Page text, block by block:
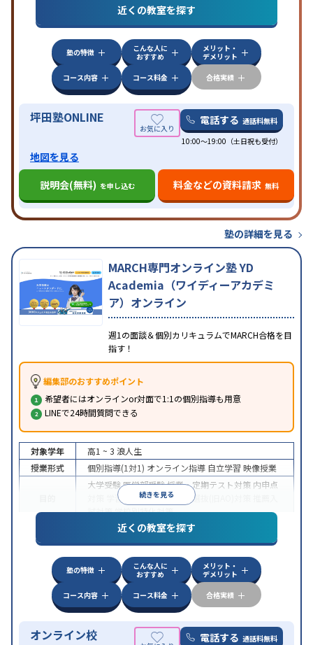
共通テスト対策英検(英語検定)対策
その
特徴
中高一貫校生に対応授業の振替可能 不登校生に対
学習にPC・タブレットを利用オンライン対応
科目から受講可能季節講習のみの受講可発達障害
の子どもに対応
近くの教室を探す
塾の特徴
こんな人に
おすすめ
メリット・
デメリット
コース内容
コース料金 合格実績
坪田塾ONLINE 電話する 通話料無料
10:00～19:00（土日祝も受付）
地図を見る
説明会(無料) を申し込む 料金などの資料請求 無料
塾の詳細を見る
MARCH専門オンライン塾 YD
Academia（ワイディーアカデミ
ア）オンライン
週1の面談＆個別カリキュラムでMARCH合格を目
指す！
編集部のおすすめポイント
希望者にはオンラインor対面で1:1の個別指導も用意
LINEで24時間質問できる
続きを見る
対象学年 高1 ~ 3 浪人生
授業形式
個別指導(1対1) オンライン指導 自立学習 映像授業
大学受験医学部受験授業・定期テスト対策 内申点
学習習慣の定着 総合型選抜(旧AO)対策
試対策学校別特化対策
特徴
中高一貫校生に対応授業の振替可能
学習にPC・タブレットを利用オンライン対応1
科目から受講可能
近くの教室を探す
塾の特徴
こんな人に
おすすめ
メリット・
デメリット
コース内容
コース料金 合格実績
オンライン校 電話する 通話料無料